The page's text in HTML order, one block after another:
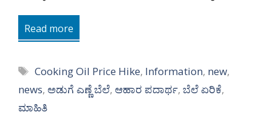
Read more
Tags
Cooking Oil Price Hike, Information, new,
news, ಅಡುಗೆ ಎಣ್ಣೆ ಬೆಲೆ, ಆಹಾರ ಪದಾರ್ಥ, ಬೆಲೆ ಏರಿಕೆ,
ಮಾಹಿತಿ